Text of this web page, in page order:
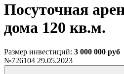
Посуточная
дома 120 кв.м.
Размер инвестиций: 3 000 000 руб
№726104 29.05.2023